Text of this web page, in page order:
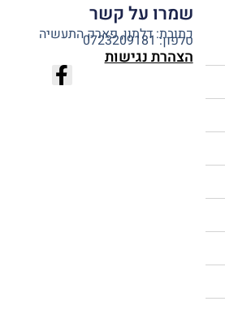
שמרו על קשר
כתובת: דלתון, פארק התעשיה
טלפון: 0723209181
הצהרת נגישות